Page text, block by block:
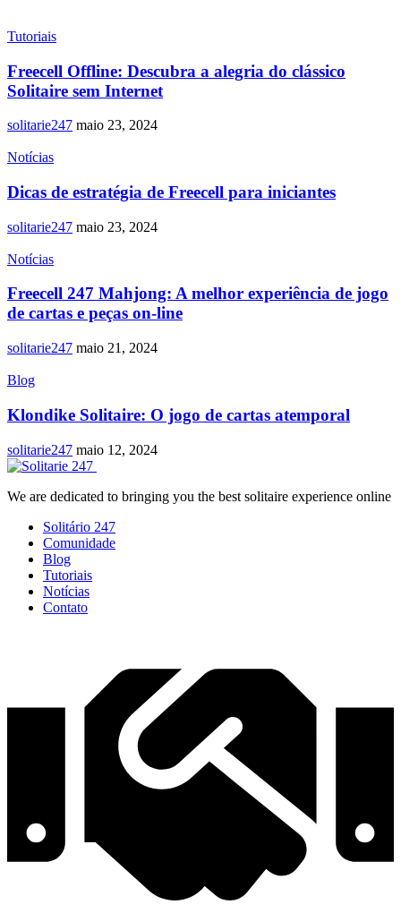
Tutoriais
Freecell Offline: Descubra a alegria do clássico
Solitaire sem Internet
solitarie247 maio 23, 2024
Notícias
Dicas de estratégia de Freecell para iniciantes
solitarie247 maio 23, 2024
Notícias
Freecell 247 Mahjong: A melhor experiência de jogo
de cartas e peças on-line
solitarie247 maio 21, 2024
Blog
Klondike Solitaire: O jogo de cartas atemporal
solitarie247 maio 12, 2024
We are dedicated to bringing you the best solitaire experience online
Solitário 247
Comunidade
Blog
Tutoriais
Notícias
Contato